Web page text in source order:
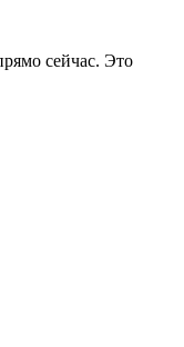
сейчас. Это